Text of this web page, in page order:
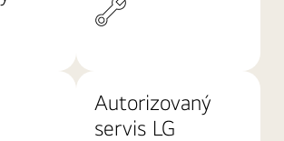
Autorizovaný
servis LG